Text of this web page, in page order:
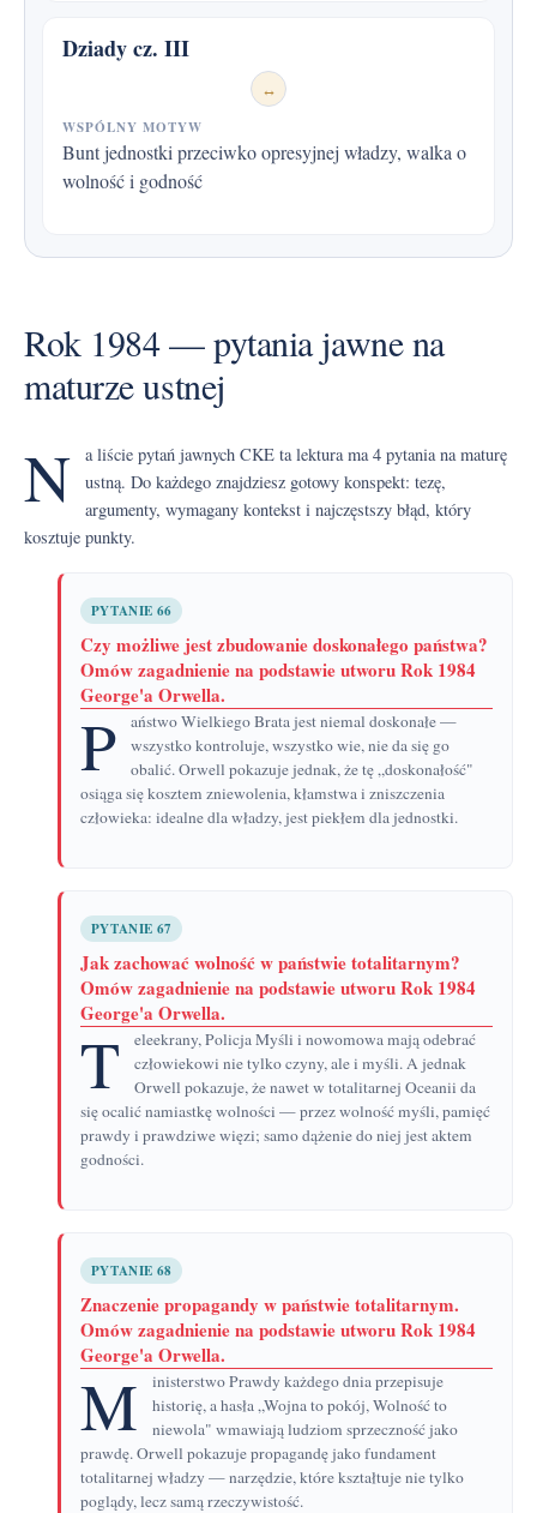
Dziady cz. III
↔
WSPÓLNY MOTYW
Bunt jednostki przeciwko opresyjnej władzy, walka o
wolność i godność
Rok 1984 — pytania jawne na
maturze ustnej
N
a liście pytań jawnych CKE ta lektura ma 4 pytania na maturę
ustną. Do każdego znajdziesz gotowy konspekt: tezę,
argumenty, wymagany kontekst i najczęstszy błąd, który
kosztuje punkty.
PYTANIE 66
Czy możliwe jest zbudowanie doskonałego państwa?
Omów zagadnienie na podstawie utworu Rok 1984
George'a Orwella.
P
aństwo Wielkiego Brata jest niemal doskonałe —
wszystko kontroluje, wszystko wie, nie da się go
obalić. Orwell pokazuje jednak, że tę „doskonałość"
osiąga się kosztem zniewolenia, kłamstwa i zniszczenia
człowieka: idealne dla władzy, jest piekłem dla jednostki.
PYTANIE 67
Jak zachować wolność w państwie totalitarnym?
Omów zagadnienie na podstawie utworu Rok 1984
George'a Orwella.
T
eleekrany, Policja Myśli i nowomowa mają odebrać
człowiekowi nie tylko czyny, ale i myśli. A jednak
Orwell pokazuje, że nawet w totalitarnej Oceanii da
się ocalić namiastkę wolności — przez wolność myśli, pamięć
prawdy i prawdziwe więzi; samo dążenie do niej jest aktem
godności.
PYTANIE 68
Znaczenie propagandy w państwie totalitarnym.
Omów zagadnienie na podstawie utworu Rok 1984
George'a Orwella.
M
inisterstwo Prawdy każdego dnia przepisuje
historię, a hasła „Wojna to pokój, Wolność to
niewola" wmawiają ludziom sprzeczność jako
prawdę. Orwell pokazuje propagandę jako fundament
totalitarnej władzy — narzędzie, które kształtuje nie tylko
poglądy, lecz samą rzeczywistość.